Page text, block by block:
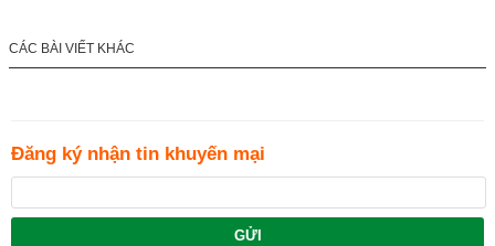
CÁC BÀI VIẾT KHÁC
Đăng ký nhận tin khuyến mại
GỬI